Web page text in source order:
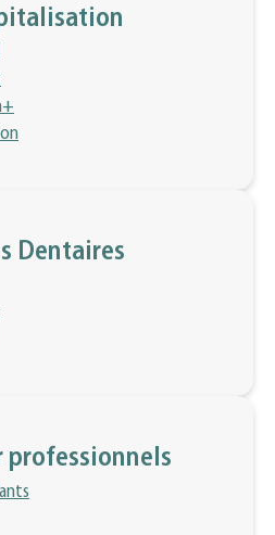
Dentaires
professionnels